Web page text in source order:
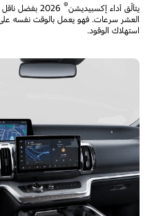
يتألّق أداء إكسبيديشن®2026 بفضل ناقل الحركة الأوتوماتيكي
العشر سرعات. فهو يعمل بالوقت نفسه على
استهلاك الوقود.